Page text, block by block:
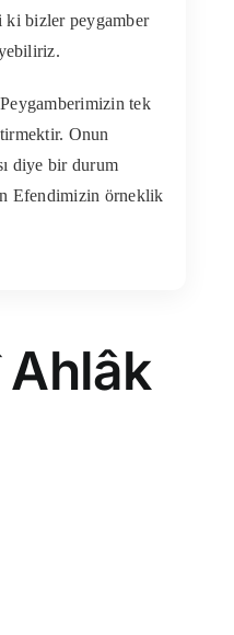
ki bizler peygamber
tek
Onun
diye bir durum
Efendimizin örneklik